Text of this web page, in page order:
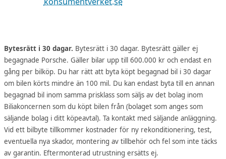
Bytesrätt i 30 dagar. Bytesrätt i 30 dagar. Bytesrätt gäller ej
begagnade Porsche. Gäller bilar upp till 600.000 kr och endast en
gång per bilköp. Du har rätt att byta köpt begagnad bil i 30 dagar
om bilen körts mindre än 100 mil. Du kan endast byta till en annan
begagnad bil inom samma prisklass som säljs av det bolag inom
Biliakoncernen som du köpt bilen från (bolaget som anges som
säljande bolag i ditt köpeavtal). Ta kontakt med säljande anläggning.
Vid ett bilbyte tillkommer kostnader för ny rekonditionering, test,
eventuella nya skador, montering av tillbehör och fel som inte täcks
av garantin. Eftermonterad utrustning ersätts ej.